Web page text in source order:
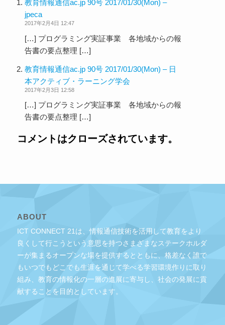
教育情報通信ac.jp 90号 2017/01/30(Mon) –
jpeca
2017年2月4日 12:47
[…] プログラミング実証事業 各地域からの報
告書の要点整理 […]
教育情報通信ac.jp 90号 2017/01/30(Mon) – 日
本アクティブ・ラーニング学会
2017年2月3日 12:58
[…] プログラミング実証事業 各地域からの報
告書の要点整理 […]
コメントはクローズされています。
ABOUT
ICT CONNECT 21は、情報通信技術を活用して教育をより
良くして行こうという意思を持つさまざまなステークホルダ
ーが集まるオープンな場を提供するとともに、格差なく誰で
もいつでもどこでも生涯を通じて学べる学習環境作りに取り
組み、教育の情報化の一層の進展に寄与し、社会の発展に貢
献することを目的としています。